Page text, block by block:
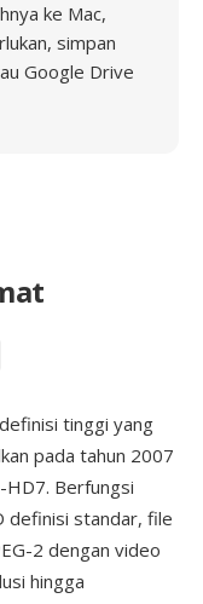
ke Mac,
simpan
Google Drive
tinggi yang
pada tahun 2007
Berfungsi
definisi standar, file
2 dengan video
hingga